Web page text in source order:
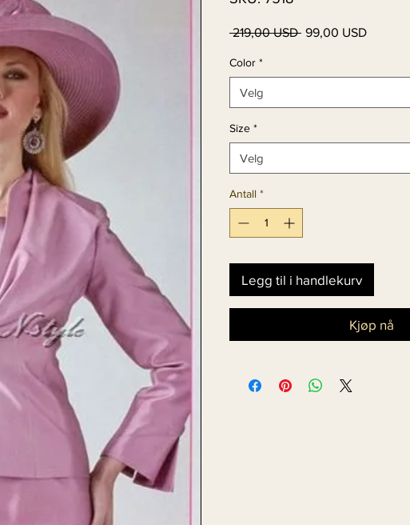
219,00 USD Vanlig
99,00 USDSalgspris
Color *
Velg
Size *
Velg
Antall *
Legg til i handlekurv
Kjøp nå